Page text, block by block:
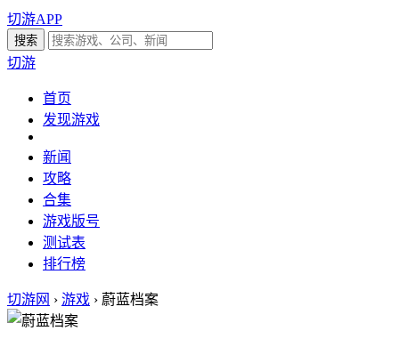
切游APP
切游
首页
发现游戏
新闻
攻略
合集
游戏版号
测试表
排行榜
切游网 › 游戏 › 蔚蓝档案